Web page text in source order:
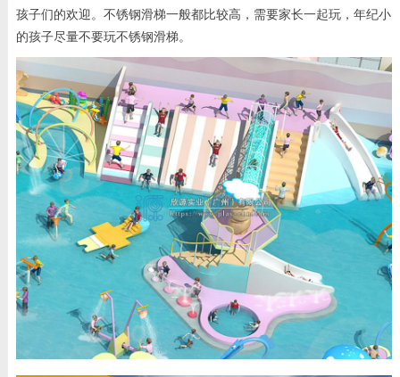
孩子们的欢迎。不锈钢滑梯一般都比较高，需要家长一起玩，年纪小
的孩子尽量不要玩不锈钢滑梯。